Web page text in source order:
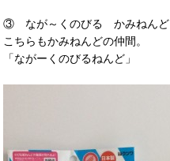
③ なが～くのびる かみねんど
こちらもかみねんどの仲間。
「ながーくのびるねんど」